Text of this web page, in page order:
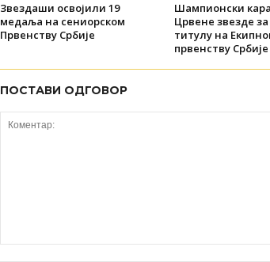
Звездаши освојили 19
медаља на сениорском
Првенству Србије
Шампионски
Црвене звезде
титулу на
првенству Србије
ПОСТАВИ ОДГОВОР